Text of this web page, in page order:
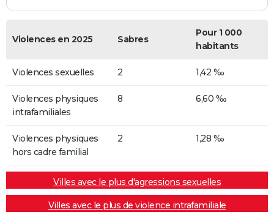
Violences en 2025 Sabres
Pour 1 000
habitants
Violences sexuelles 2 1,42 ‰
Violences physiques
intrafamiliales
8 6,60 ‰
Violences physiques
hors cadre familial
2 1,28 ‰
Villes avec le plus d'agressions sexuelles
Villes avec le plus de violence intrafamiliale